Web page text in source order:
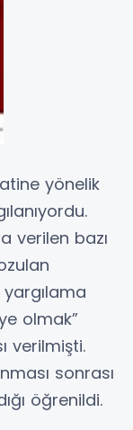
yönelik
verilen bazı
olmak”
verilmişti.
sonrası
öğrenildi.